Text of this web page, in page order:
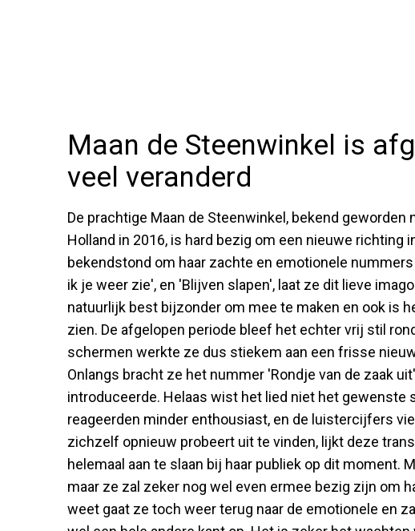
Maan de Steenwinkel is
veel veranderd
De prachtige Maan de Steenwinkel, bekend geworden
Holland in 2016, is hard bezig om een nieuwe richting
bekendstond om haar zachte en emotionele
ik je weer zie', en 'Blijven slapen', laat ze dit lieve
natuurlijk best bijzonder om mee te maken en ook is
zien. De afgelopen periode bleef het echter vrij stil
schermen werkte ze dus stiekem aan een frisse
Onlangs bracht ze het nummer 'Rondje van de zaak
introduceerde. Helaas wist het lied niet het gewenste
reageerden minder enthousiast, en de luistercijfers
zichzelf opnieuw probeert uit te vinden, lijkt deze
helemaal aan te slaan bij haar publiek op dit moment.
maar ze zal zeker nog wel even ermee bezig zijn om
weet gaat ze toch weer terug naar de emotionele en